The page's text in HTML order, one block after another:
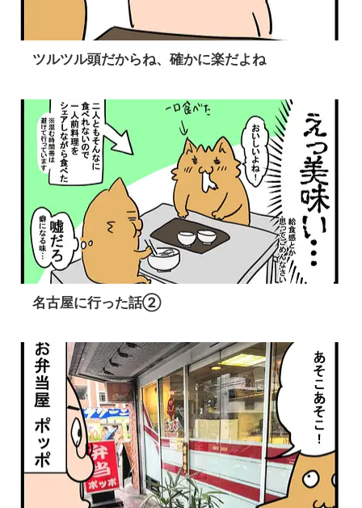
ツルツル頭だからね、確かに楽だよね
名古屋に行った話②